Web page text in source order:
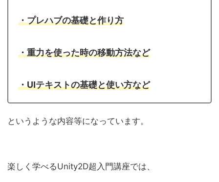
・プレハブの基礎と作り方
・重力を使った時の移動方法など
・UIテキストの基礎と使い方など
というような内容等になっています。
楽しく学べるUnity2D超入門講座では、